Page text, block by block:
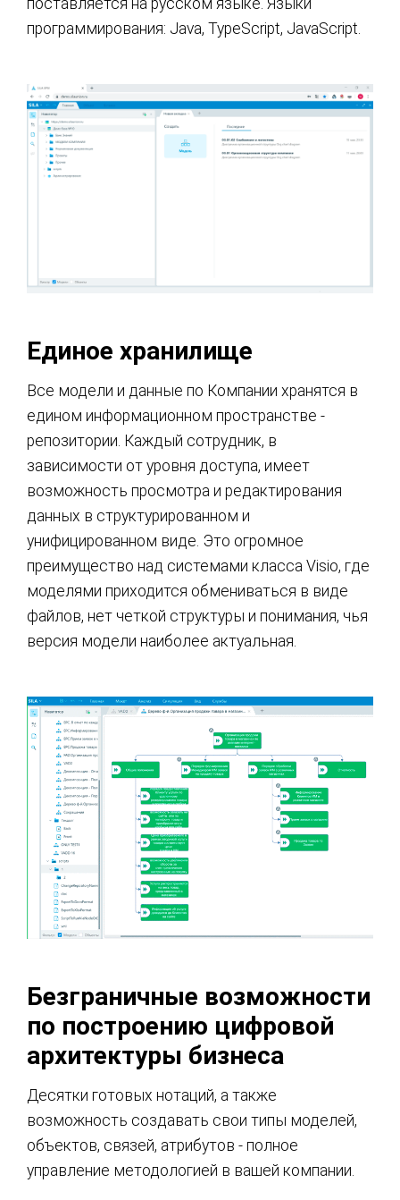
поставляется на русском языке. Языки
программирования: Java, TypeScript, JavaScript.
Единое хранилище
Все модели и данные по Компании хранятся в
едином информационном пространстве -
репозитории. Каждый сотрудник, в
зависимости от уровня доступа, имеет
возможность просмотра и редактирования
данных в структурированном и
унифицированном виде. Это огромное
преимущество над системами класса Visio, где
моделями приходится обмениваться в виде
файлов, нет четкой структуры и понимания, чья
версия модели наиболее актуальная.
Безграничные возможности
по построению цифровой
архитектуры бизнеса
Десятки готовых нотаций, а также
возможность создавать свои типы моделей,
объектов, связей, атрибутов - полное
управление методологией в вашей компании.